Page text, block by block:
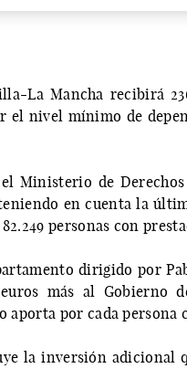
La Mancha recibirá
el nivel mínimo de
Ministerio de
en cuenta la
personas con
dirigido por
más al Gobierno
aporta por cada persona
la inversión adicional